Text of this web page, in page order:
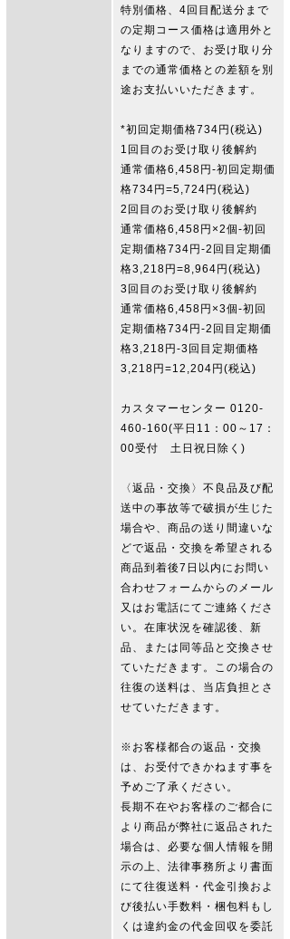
特別価格、4回目配送分まで
の定期コース価格は適用外と
なりますので、お受け取り分
までの通常価格との差額を別
途お支払いいただきます。
*初回定期価格734円(税込)
1回目のお受け取り後解約
通常価格6,458円-初回定期価
格734円=5,724円(税込)
2回目のお受け取り後解約
通常価格6,458円×2個-初回
定期価格734円-2回目定期価
格3,218円=8,964円(税込)
3回目のお受け取り後解約
通常価格6,458円×3個-初回
定期価格734円-2回目定期価
格3,218円-3回目定期価格
3,218円=12,204円(税込)
カスタマーセンター 0120-
460-160(平日11：00～17：
00受付 土日祝日除く)
〈返品・交換〉不良品及び配
送中の事故等で破損が生じた
場合や、商品の送り間違いな
どで返品・交換を希望される
商品到着後7日以内にお問い
合わせフォームからのメール
又はお電話にてご連絡くださ
い。在庫状況を確認後、新
品、または同等品と交換させ
ていただきます。この場合の
往復の送料は、当店負担とさ
せていただきます。
※お客様都合の返品・交換
は、お受付できかねます事を
予めご了承ください。
長期不在やお客様のご都合に
より商品が弊社に返品された
場合は、必要な個人情報を開
示の上、法律事務所より書面
にて往復送料・代金引換およ
び後払い手数料・梱包料もし
くは違約金の代金回収を委託